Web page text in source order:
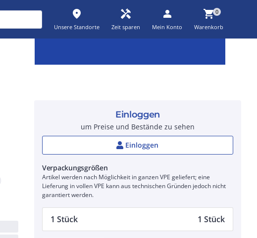
place
Unsere Standorte
handyman
Zeit sparen
person
Mein Konto
shopping_cart0
Warenkorb
Einloggen
um Preise und Bestände zu sehen
Einloggen
Verpackungsgrößen
Artikel werden nach Möglichkeit in ganzen VPE geliefert; eine
Lieferung in vollen VPE kann aus technischen Gründen jedoch nicht
garantiert werden.
1 Stück 1 Stück